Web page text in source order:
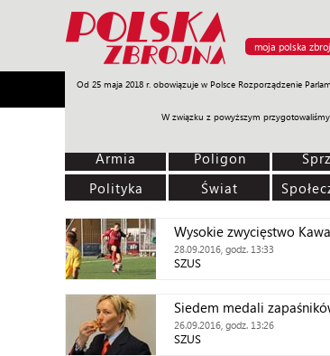
moja polska
Od 25 maja 2018 r. obowiązuje w Polsce Rozporządzenie
W związku z powyższym
Armia Poligon Sprzęt Misje
Armia Poligon
Polityka
Świat
Wysokie zwycięstwo
28.09.2016, godz. 13:33
SZUS
Siedem medali
26.09.2016, godz. 13:26
SZUS